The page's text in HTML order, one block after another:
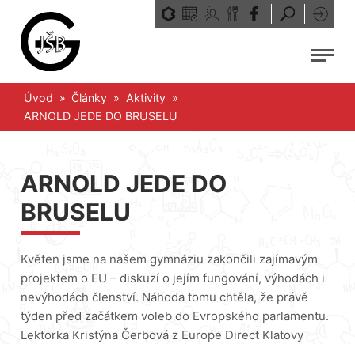
Přeskočit
obsah
Menu
Úvod » Články » Aktivity »
ARNOLD JEDE DO BRUSELU
ARNOLD JEDE DO
BRUSELU
Květen jsme na našem gymnáziu zakončili zajímavým
projektem o EU – diskuzí o jejím fungování, výhodách i
nevýhodách členství. Náhoda tomu chtěla, že právě
týden před začátkem voleb do Evropského parlamentu.
Lektorka Kristýna Čerbová z Europe Direct Klatovy